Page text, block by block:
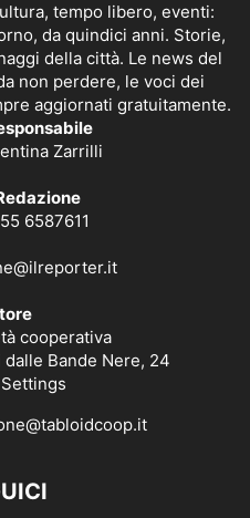
tempo libero, eventi:
da quindici anni. Storie,
della città. Le news del
non perdere, le voci dei
aggiornati gratuitamente.
Zarrilli
6587611
cooperativa
Bande Nere, 24